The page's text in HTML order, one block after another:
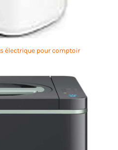
électrique pour comptoir